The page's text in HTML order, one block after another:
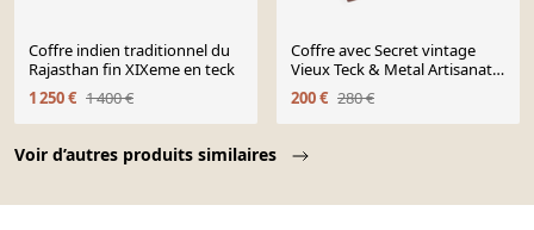
Voir d’autres produits similaires
Coffre indien traditionnel du
Rajasthan fin XIXeme en teck
1 250 € 1 400 €
Coffre avec Secret vintage
Vieux Teck & Metal Artisanat
Inde
200 € 280 €